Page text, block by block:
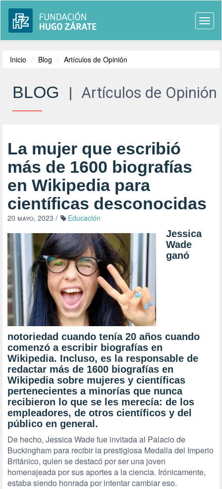
Inicio Blog Artículos de Opinión
BLOG | Artículos de Opinión
La mujer que escribió
más de 1600 biografías
en Wikipedia para
científicas desconocidas
20 mayo, 2023 / Educación
Jessica
Wade
ganó
notoriedad cuando tenía 20 años cuando
comenzó a escribir biografías en
Wikipedia. Incluso, es la responsable de
redactar más de 1600 biografías en
Wikipedia sobre mujeres y científicas
pertenecientes a minorías que nunca
recibieron lo que se les merecía: de los
empleadores, de otros científicos y del
público en general.
De hecho, Jessica Wade fue invitada al Palacio de
Buckingham para recibir la prestigiosa Medalla del Imperio
Británico, quien se destacó por ser una joven
homenajeada por sus aportes a la ciencia. Irónicamente,
estaba siendo honrada por intentar cambiar eso.